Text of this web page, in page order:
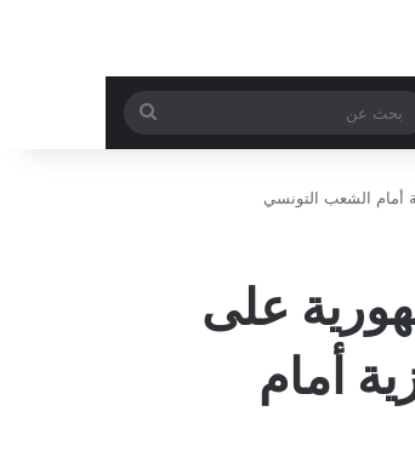
بحث
عن
أمام الشعب التونسي
على
أمام